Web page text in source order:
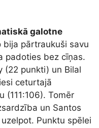
galotne
bija pārtraukuši savu
padoties bez cīņas.
(22 punkti) un Bilal
ceturtajā
(111:106). Tomēr
un Santos
Punktu spēlei